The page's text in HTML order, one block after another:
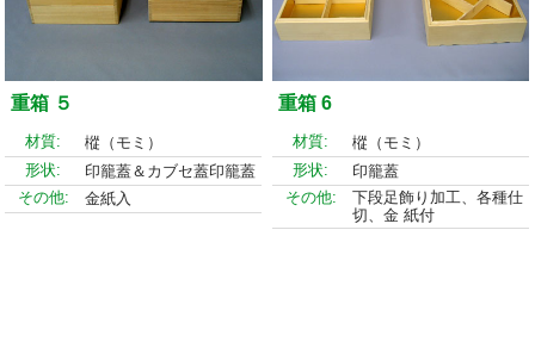
重箱 ５
材質:
樅（モミ）
形状:
印籠蓋＆カブセ蓋印籠蓋
その他:
金紙入
重箱 6
材質:
樅（モミ）
形状:
印籠蓋
その他:
下段足飾り加工、各種仕
切、金 紙付